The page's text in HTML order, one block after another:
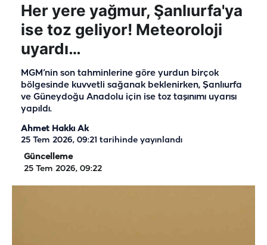
Her yere yağmur, Şanlıurfa'ya
ise toz geliyor! Meteoroloji
uyardı…
MGM’nin son tahminlerine göre yurdun birçok
bölgesinde kuvvetli sağanak beklenirken, Şanlıurfa
ve Güneydoğu Anadolu için ise toz taşınımı uyarısı
yapıldı.
Ahmet Hakkı Ak
25 Tem 2026, 09:21 tarihinde yayınlandı
Güncelleme
25 Tem 2026, 09:22